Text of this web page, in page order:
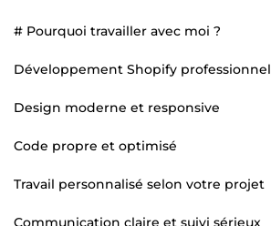
# Pourquoi travailler avec moi ?
Développement Shopify professionnel
Design moderne et responsive
Code propre et optimisé
Travail personnalisé selon votre projet
Communication claire et suivi sérieux